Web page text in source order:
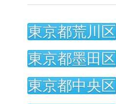
東京都荒川区
東京都墨田区
東京都中央区